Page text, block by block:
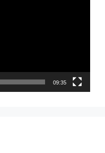
09:35